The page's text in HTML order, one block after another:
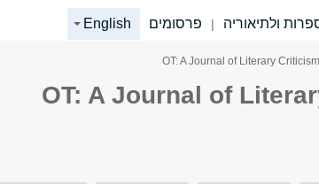
ולתיאוריה | פרסומים English
OT: A Journal of